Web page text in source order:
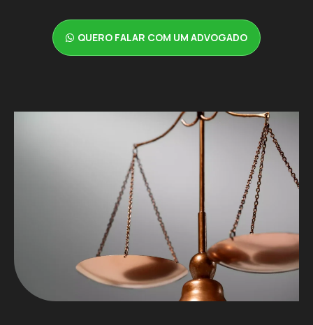
QUERO FALAR COM UM ADVOGADO